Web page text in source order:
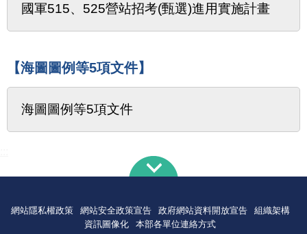
國軍515、525營站招考(甄選)進用實施計畫
【海圖圖例等5項文件】
海圖圖例等5項文件
網站隱私權政策 網站安全政策宣告 政府網站資料開放宣告
組織架構
資訊圖像化
本部各單位連絡方式